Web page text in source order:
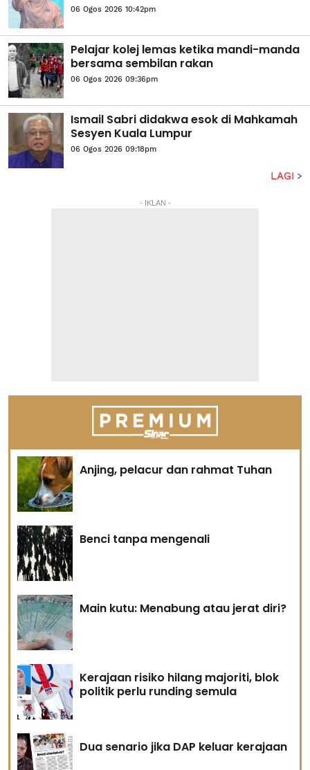
06 Ogos 2026 10:42pm
Pelajar kolej lemas ketika mandi-manda
bersama sembilan rakan
06 Ogos 2026 09:36pm
Ismail Sabri didakwa esok di Mahkamah
Sesyen Kuala Lumpur
06 Ogos 2026 09:18pm
LAGI
- IKLAN -
Anjing, pelacur dan rahmat Tuhan
Benci tanpa mengenali
Main kutu: Menabung atau jerat diri?
Kerajaan risiko hilang majoriti, blok
politik perlu runding semula
Dua senario jika DAP keluar kerajaan